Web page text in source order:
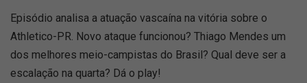
Episódio analisa a atuação vascaína na vitória sobre o
Athletico-PR. Novo ataque funcionou? Thiago Mendes um
dos melhores meio-campistas do Brasil? Qual deve ser a
escalação na quarta? Dá o play!